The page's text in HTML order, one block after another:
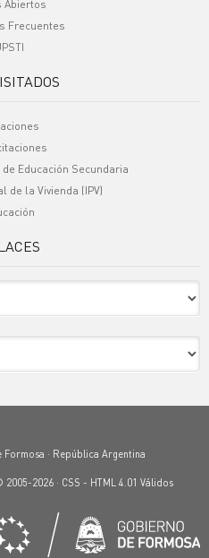
Abiertos
Frecuentes
Educación Secundaria
de la Vivienda (IPV)
· República Argentina
2026 · CSS - HTML 4.01 Válidos